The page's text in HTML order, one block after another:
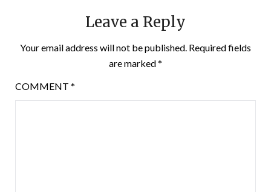
Leave a Reply
Your email address will not be published. Required fields
are marked*
COMMENT *